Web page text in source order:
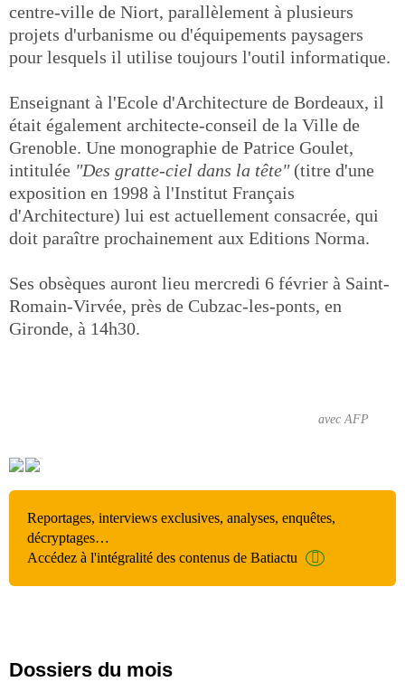
centre-ville de Niort, parallèlement à plusieurs
projets d'urbanisme ou d'équipements paysagers
pour lesquels il utilise toujours l'outil informatique.
Enseignant à l'Ecole d'Architecture de Bordeaux, il
était également architecte-conseil de la Ville de
Grenoble. Une monographie de Patrice Goulet,
intitulée "Des gratte-ciel dans la tête"(titre d'une
exposition en 1998 à l'Institut Français
d'Architecture) lui est actuellement consacrée, qui
doit paraître prochainement aux Editions Norma.
Ses obsèques auront lieu mercredi 6 février à Saint-
Romain-Virvée, près de Cubzac-les-ponts, en
Gironde, à 14h30.
avec AFP
Reportages, interviews exclusives, analyses, enquêtes,
décryptages…
Accédez à l'intégralité des contenus de Batiactu
Dossiers du mois